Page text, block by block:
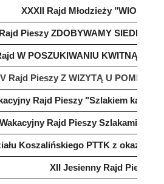
XXXII Rajd Młodzieży "WIOSNA
Pieszy ZDOBYWAMY
W POSZUKIWANIU
Rajd Pieszy Z WIZYTĄ U
Rajd Pieszy "Szlakiem
Wakacyjny Rajd Pieszy Szlakami Góry
Koszalińskiego PTTK z okazji
XII Jesienny Rajd Pieszy